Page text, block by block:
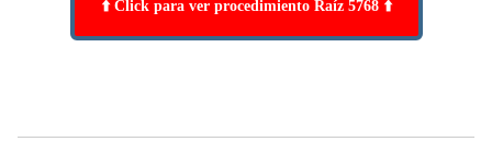
⬆️ Click para ver procedimiento Raíz 5768 ⬆️